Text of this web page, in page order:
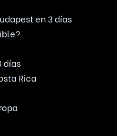
en 3 días
días
Rica